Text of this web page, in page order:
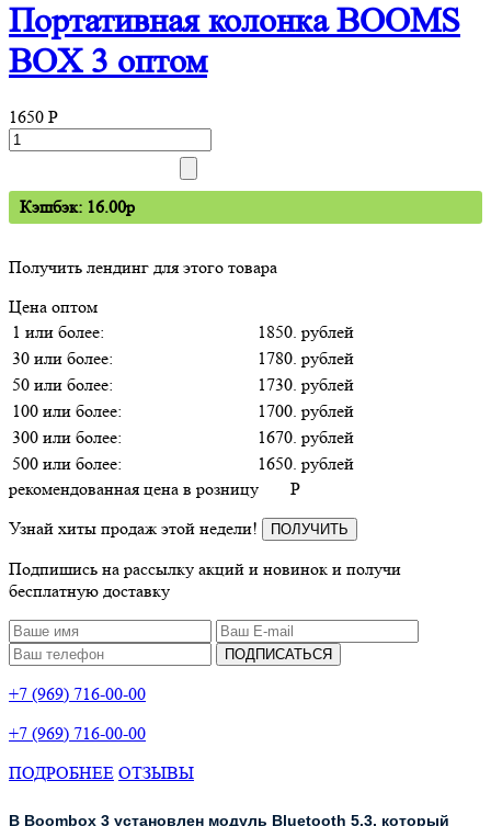
Портативная колонка BOOMS
BOX 3 оптом
1650 P
Кэшбэк: 16.00p
Получить лендинг для этого товара
Цена оптом
1 или более:
1850. рублей
30 или более:
1780. рублей
50 или более:
1730. рублей
100 или более:
1700. рублей
300 или более:
1670. рублей
500 или более:
1650. рублей
рекомендованная цена в розницу
P
Узнай хиты продаж этой недели!
ПОЛУЧИТЬ
Подпишись на рассылку акций и новинок и получи
бесплатную доставку
ПОДПИСАТЬСЯ
+7 (969) 716-00-00
+7 (969) 716-00-00
ПОДРОБНЕЕ ОТЗЫВЫ
В Boombox 3 установлен модуль Bluetooth 5.3, который